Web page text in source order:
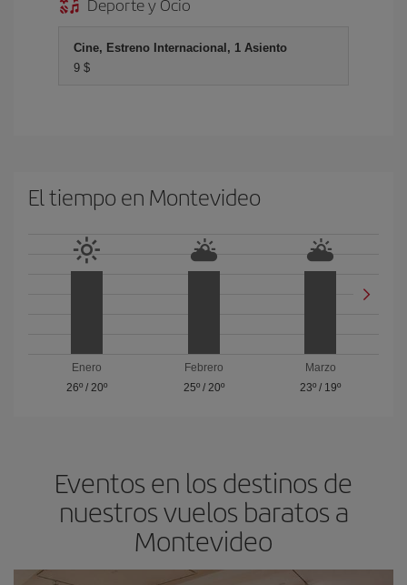
Cine, Estreno Internacional, 1 Asiento
9 $
El tiempo en Montevideo
Enero
26º/ 20º
Febrero
25º/ 20º
Marzo
23º / 19º
Eventos en los destinos de
nuestros vuelos baratos a
Montevideo